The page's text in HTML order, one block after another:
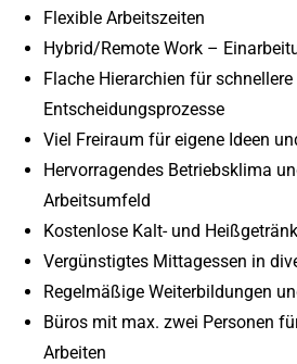
Flexible Arbeitszeiten
Hybrid/Remote Work –
Flache Hierarchien für schnellere
Entscheidungsprozesse
Viel Freiraum für eigene Ideen
Hervorragendes Betriebsklima
Arbeitsumfeld
Kostenlose Kalt- und
Vergünstigtes Mittagessen in
Regelmäßige Weiterbildungen
Büros mit max. zwei Personen
Arbeiten